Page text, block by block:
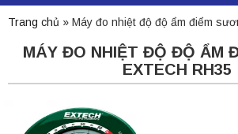
Trang chủ » Máy đo nhiệt độ độ ẩm điểm
MÁY ĐO NHIỆT ĐỘ ĐỘ ẨM
EXTECH RH35